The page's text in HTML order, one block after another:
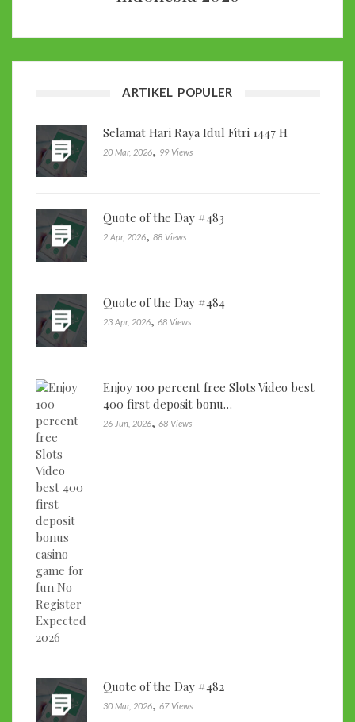
ARTIKEL POPULER
Selamat Hari Raya Idul Fitri 1447 H
20 Mar, 2026, 99 Views
Quote of the Day #483
2 Apr, 2026, 88 Views
Quote of the Day #484
23 Apr, 2026, 68 Views
Enjoy 100 percent free Slots Video best
400 first deposit bonu…
26 Jun, 2026, 68 Views
Quote of the Day #482
30 Mar, 2026, 67 Views